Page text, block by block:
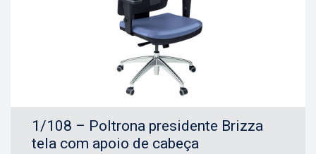
1/108 – Poltrona presidente Brizza
tela com apoio de cabeça